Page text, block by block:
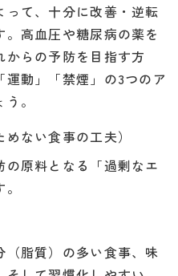
て、十分に改善・逆転
高血圧や糖尿病の薬を
らの予防を目指す方
動」「禁煙」の3つのア
。
ない食事の工夫）
原料となる「過剰なエ
脂質）の多い食事、味